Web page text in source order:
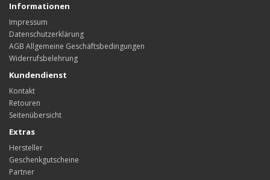
Informationen
Impressum
Datenschutzerklärung
AGB Allgemeine Geschäftsbedingungen
Widerrufsbelehrung
Kundendienst
Kontakt
Retouren
Seitenübersicht
Extras
Hersteller
Geschenkgutscheine
Partner